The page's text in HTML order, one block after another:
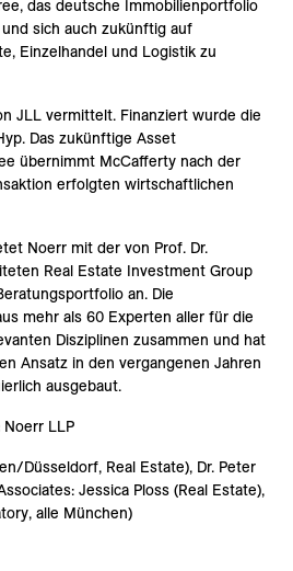
das deutsche Immobilienportfolio
sich auch zukünftig auf
Einzelhandel und Logistik zu
JLL vermittelt. Finanziert wurde die
Das zukünftige Asset
übernimmt McCafferty nach der
erfolgten wirtschaftlichen
Noerr mit der von Prof. Dr.
Real Estate Investment Group
an. Die
mehr als 60 Experten aller für die
Disziplinen zusammen und hat
Ansatz in den vergangenen Jahren
ausgebaut.
Noerr LLP
Düsseldorf, Real Estate), Dr. Peter
Jessica Ploss (Real Estate),
alle München)